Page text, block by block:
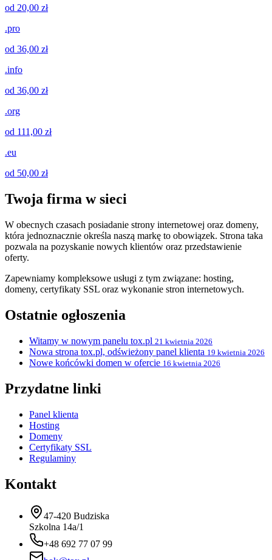
od 20,00 zł
.pro
od 36,00 zł
.info
od 36,00 zł
.org
od 111,00 zł
.eu
od 50,00 zł
Twoja firma w sieci
W obecnych czasach posiadanie strony internetowej oraz domeny,
która jednoznacznie określa naszą markę to obowiązek. Strona taka
pozwala na pozyskanie nowych klientów oraz przedstawienie
oferty.
Zapewniamy kompleksowe usługi z tym związane: hosting,
domeny, certyfikaty SSL oraz wykonanie stron internetowych.
Ostatnie ogłoszenia
Witamy w nowym panelu tox.pl 21 kwietnia 2026
Nowa strona tox.pl, odświeżony panel klienta 19 kwietnia 2026
Nowe końcówki domen w ofercie 16 kwietnia 2026
Przydatne linki
Panel klienta
Hosting
Domeny
Certyfikaty SSL
Regulaminy
Kontakt
47-420 Budziska
Szkolna 14a/1
+48 692 77 07 99